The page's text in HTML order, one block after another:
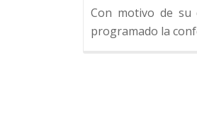
Con motivo de su
programado la